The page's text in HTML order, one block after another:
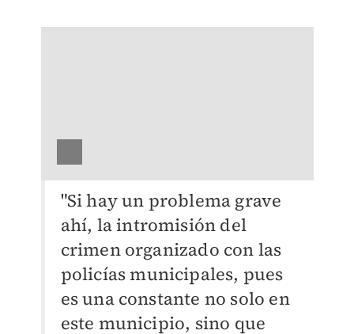
"Si hay un problema grave
ahí, la intromisión del
crimen organizado con las
policías municipales, pues
es una constante no solo en
este municipio, sino que